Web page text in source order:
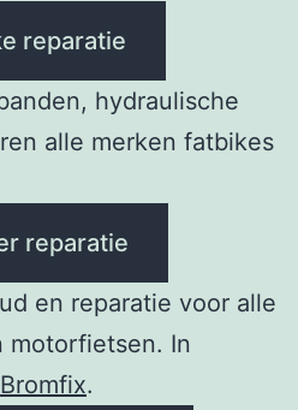
reparatie
hydraulische
alle merken fatbikes
reparatie
en reparatie voor alle
motorfietsen. In
Bromfix.